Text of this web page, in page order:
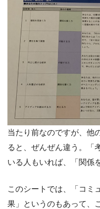
当たり前なのですが、他
ると、ぜんぜん違う。「
いる人もいれば、「関係
このシートでは、「コミ
果」というのもあって、